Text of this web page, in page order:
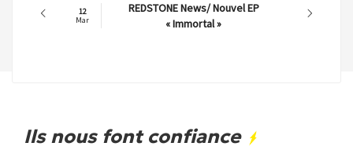
12
Mar
REDSTONE News/ Nouvel EP
« Immortal »
Ils nous font confiance